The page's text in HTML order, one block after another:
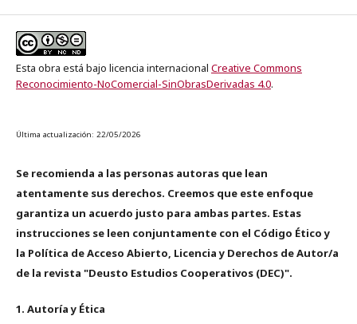
Esta obra está bajo licencia internacional Creative Commons
Reconocimiento-NoComercial-SinObrasDerivadas 4.0.
Última actualización: 22/05/2026
Se recomienda a las personas autoras que lean
atentamente sus derechos. Creemos que este enfoque
garantiza un acuerdo justo para ambas partes. Estas
instrucciones se leen conjuntamente con el Código Ético y
la Política de Acceso Abierto, Licencia y Derechos de Autor/a
de la revista "Deusto Estudios Cooperativos (DEC)".
1. Autoría y Ética